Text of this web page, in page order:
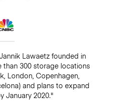
Lawaetz founded in
than 300 storage locations
London, Copenhagen,
and plans to expand
January 2020."